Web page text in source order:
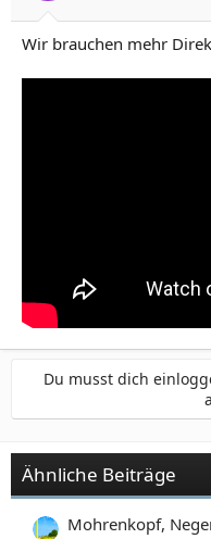
Wir brauchen mehr
Du musst dich
Ähnliche Beiträge
Mohrenkopf,